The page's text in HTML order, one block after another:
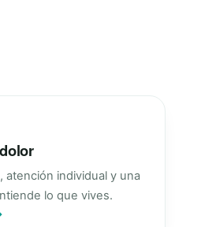
atención individual y una
lo que vives.